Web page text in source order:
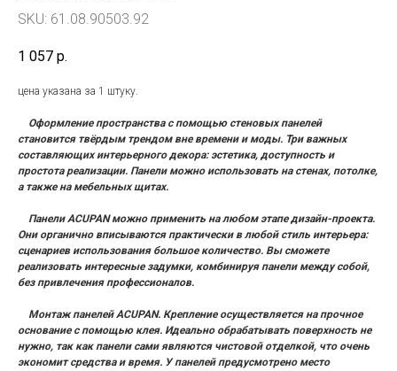
SKU: 61.08.90503.92
1 057 р.
цена указана за 1 штуку.
Оформление пространства с помощью стеновых панелей
становится твёрдым трендом вне времени и моды. Три важных
составляющих интерьерного декора: эстетика, доступность и
простота реализации. Панели можно использовать на стенах, потолке,
а также на мебельных щитах.
Панели ACUPAN можно применить на любом этапе дизайн-проекта.
Они органично вписываются практически в любой стиль интерьера:
сценариев использования большое количество. Вы сможете
реализовать интересные задумки, комбинируя панели между собой,
без привлечения профессионалов.
Монтаж панелей ACUPAN. Крепление осуществляется на прочное
основание с помощью клея. Идеально обрабатывать поверхность не
нужно, так как панели сами являются чистовой отделкой, что очень
экономит средства и время. У панелей предусмотрено место